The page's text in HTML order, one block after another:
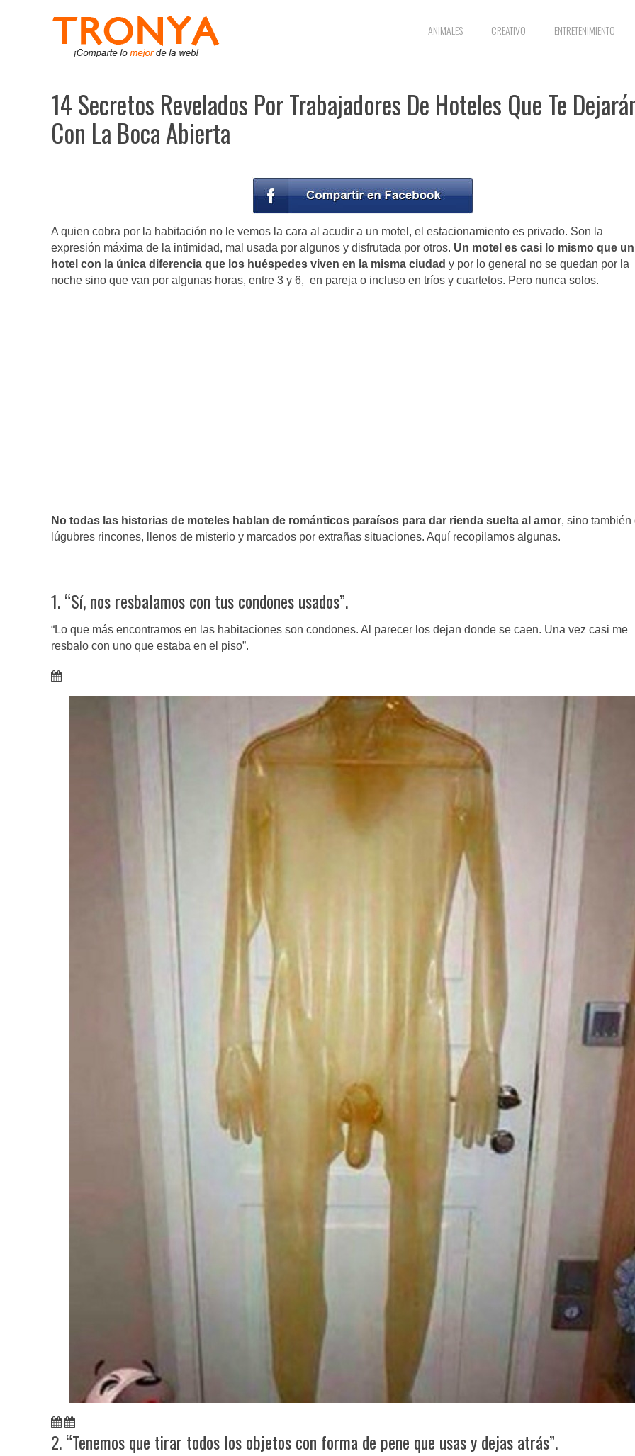
ANIMALES CREATIVO ENTRETENIMIENTO
14 Secretos Revelados Por Trabajadores De Hoteles Que Te
Con La Boca Abierta
A quien cobra por la habitación no le vemos la cara al acudir a un motel, el estacionamiento es privado. Son la
expresión máxima de la intimidad, mal usada por algunos y disfrutada por otros. Un motel es casi lo mismo que un
hotel con la única diferencia que los huéspedes viven en la misma ciudad y por lo general no se quedan por la
noche sino que van por algunas horas, entre 3 y 6, en pareja o incluso en tríos y cuartetos. Pero nunca solos.
No todas las historias de moteles hablan de románticos paraísos para dar rienda suelta al amor, sino también
lúgubres rincones, llenos de misterio y marcados por extrañas situaciones. Aquí recopilamos algunas.
1. “Sí, nos resbalamos con tus condones usados”.
“Lo que más encontramos en las habitaciones son condones. Al parecer los dejan donde se caen. Una vez casi me
resbalo con uno que estaba en el piso”.
2. “Tenemos que tirar todos los objetos con forma de pene que usas y dejas atrás”.